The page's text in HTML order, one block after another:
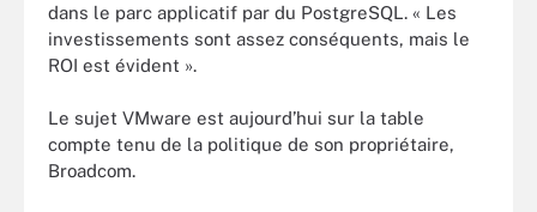
dans le parc applicatif par du PostgreSQL. « Les
investissements sont assez conséquents, mais le
ROI est évident ».
Le sujet VMware est aujourd’hui sur la table
compte tenu de la politique de son propriétaire,
Broadcom.